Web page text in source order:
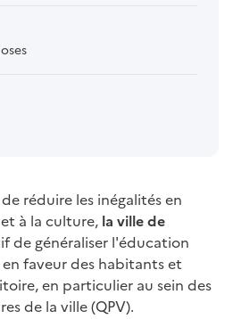
réduire les inégalités en
à la culture, la ville de
de généraliser l'éducation
faveur des habitants et
en particulier au sein des
de la ville (QPV).